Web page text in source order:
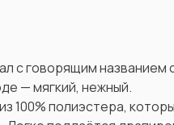
с говорящим названием
— мягкий, нежный.
100% полиэстера,